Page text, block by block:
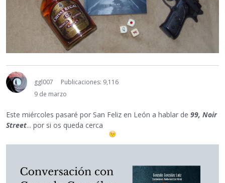
ggl007
Publicaciones: 9,116
9 de marzo
Este miércoles pasaré por San Feliz en León a hablar de 99, Noir
Street... por si os queda cerca